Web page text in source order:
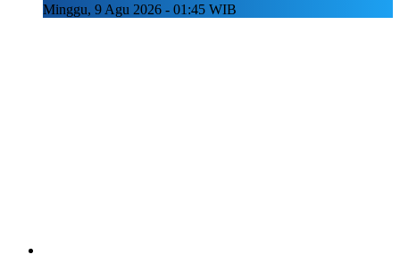
Minggu, 9 Agu 2026 - 01:45 WIB